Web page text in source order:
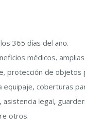
365 días del año.
médicos,
protección de objetos
equipaje, coberturas
legal,
otros.